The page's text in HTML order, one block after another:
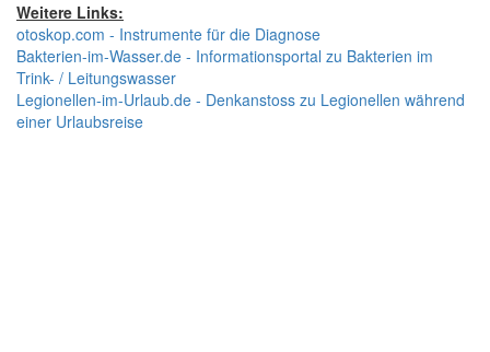
Weitere Links:
otoskop.com - Instrumente für die Diagnose
Bakterien-im-Wasser.de - Informationsportal zu Bakterien im
Trink- / Leitungswasser
Legionellen-im-Urlaub.de - Denkanstoss zu Legionellen während
einer Urlaubsreise